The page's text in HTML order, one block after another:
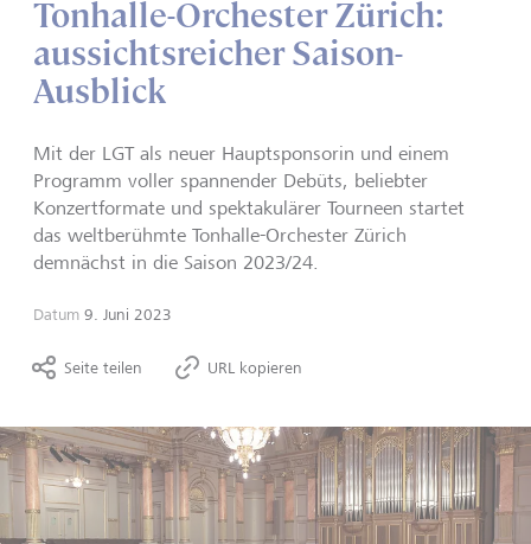
Tonhalle-Orchester Zürich:
aussichtsreicher Saison-
Ausblick
Mit der LGT als neuer Hauptsponsorin und einem
Programm voller spannender Debüts, beliebter
Konzertformate und spektakulärer Tourneen startet
das weltberühmte Tonhalle-Orchester Zürich
demnächst in die Saison 2023/24.
Datum 9. Juni 2023
Seite teilen URL kopieren